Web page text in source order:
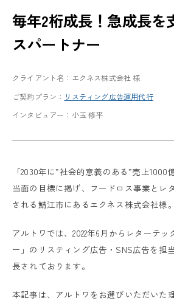
毎年2桁成長！急成長を
スパートナー
クライアント名：エクネス株式会社 様
ご契約プラン： リスティング広告運用代行
インタビュアー：小玉 修平
「2030年に”社会的意義のある”売上
当面の目標に掲げ、フードロス事業とレ
される鯖江市にあるエクネス株式会社様。
アルトワでは、2022年6月からレターテッ
ー」のリスティング広告・SNS広告を担
長されております。
本記事は、アルトワをお選びいただいた